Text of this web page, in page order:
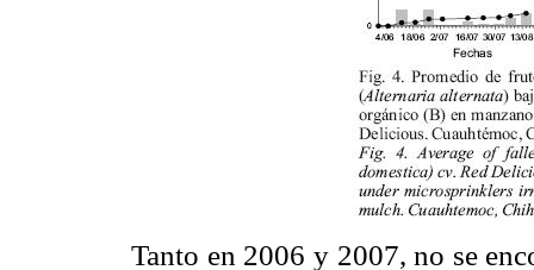
Tanto en 2006 y 2007, no se